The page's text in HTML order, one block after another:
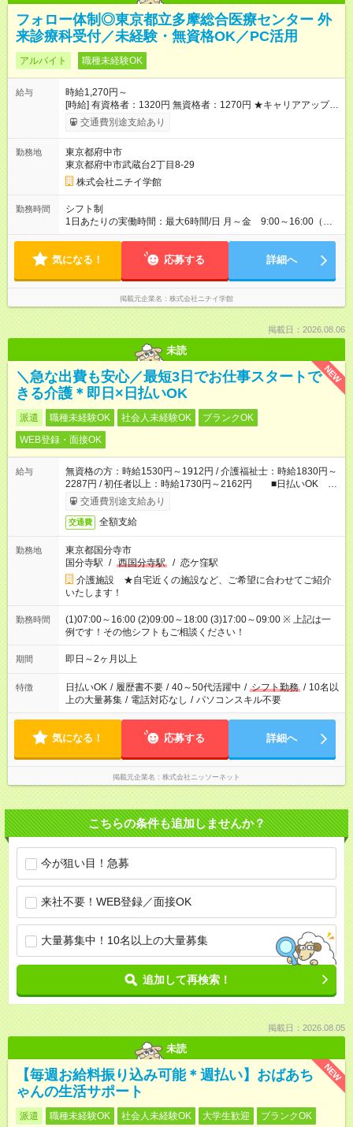
フォロー体制◎東京都立多摩総合医療センター 外
来診療科受付／未経験・無資格OK／PC活用
アルバイト 職種未経験OK
給与
時給1,270円～
[時給] 有資格者：1320円 無資格者：1270円 ★キャリアアップ制
度あり 進級により給与がアップします！ 【試用期間】試用期間
あり 試用期間の長さ：3ヶ月 雇用形態、給与は本採用時と同じ
交通費別途支給あり
勤務地
東京都府中市
東京都府中市武蔵台2丁目8-29
株式会社ニチイ学館
勤務時間
シフト制
1日あたりの実働時間：最大6時間/日 月～金 9:00～16:00（休
憩60分） 土曜 9:00～12:00（休憩なし） ※シフト制・月11
※残業:1～2時間／月 ※社会保険加入する働き方をご希望の方
気になる！ 応募する 詳細へ
掲載元企業名 株式会社ニチイ学館
掲載日：2026.08.06
未読
NEW
＼急な出費も安心／最短3日でお仕事スタートで
きる介護＊即日×日払いOK
派遣 職種未経験OK 社会人未経験OK
ブランクOK
WEB登録・面接OK
給与
無資格の方：時給1530円～1912円 / 介護福祉士：時給1830円～
2287円 / 初任者以上：時給1730円～2162円 ■日払いOK ■
日収例：1万2240円（時給1530円×8h）
交通費別途支給あり
交通費 全額支給
勤務地
東京都国分寺市
国分寺駅 / 西国分寺駅 / 恋ケ窪駅
介護施設 ★自宅近くの施設など、ご希望に合わせてご紹介
いたします！
勤務時間
(1)07:00～16:00 (2)09:00～18:00 (3)17:00～09:00 ※ 上記は一
例です！その他シフトもご相談ください！
期間 即日～2ヶ月以上
特徴 日払いOK / 履歴書不要 / 40～50代活躍中 / シフト勤務 / 10名以
上の大量募集 / 電話対応なし / パソコンスキル不要
気になる！ 応募する 詳細へ
掲載元企業名 株式会社ニッソーネット
こちらの条件も追加しませんか？
今が狙い目！急募
来社不要！WEB登録／面接OK
大量募集中！10名以上の大量募集
追加して再検索！
掲載日：2026.08.05
未読
NEW
【毎週お給料振り込み可能＊週払い】おばあち
ゃんの生活サポート
派遣 職種未経験OK 社会人未経験OK 大学生歓迎 ブランクOK